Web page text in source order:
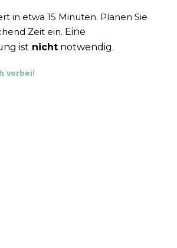
in etwa 15 Minuten. Planen Sie
Zeit ein. Eine
ist nicht notwendig.
vorbei!